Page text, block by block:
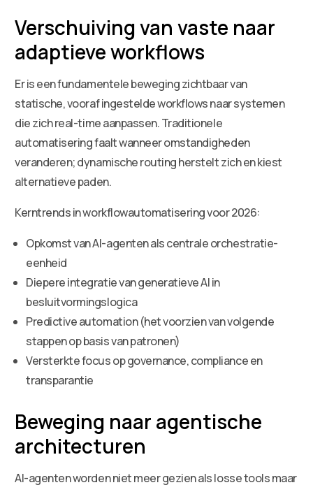
Verschuiving van vaste naar
adaptieve workflows
Er is een fundamentele beweging zichtbaar van
statische, vooraf ingestelde workflows naar systemen
die zich real-time aanpassen. Traditionele
automatisering faalt wanneer omstandigheden
veranderen; dynamische routing herstelt zich en kiest
alternatieve paden.
Kerntrends in workflowautomatisering voor 2026:
Opkomst van AI-agenten als centrale orchestratie-
eenheid
Diepere integratie van generatieve AI in
besluitvormingslogica
Predictive automation (het voorzien van volgende
stappen op basis van patronen)
Versterkte focus op governance, compliance en
transparantie
Beweging naar agentische
architecturen
AI-agenten worden niet meer gezien als losse tools maar